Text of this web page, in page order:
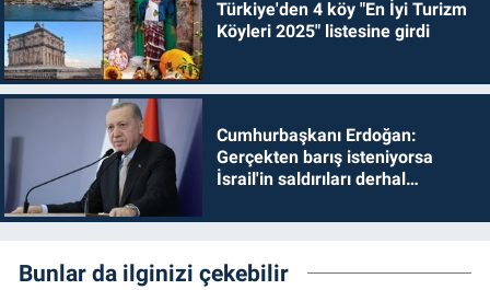
Türkiye'den 4 köy "En İyi Turizm
Köyleri 2025" listesine girdi
Cumhurbaşkanı Erdoğan:
Gerçekten barış isteniyorsa
İsrail'in saldırıları derhal
Bunlar da ilginizi çekebilir